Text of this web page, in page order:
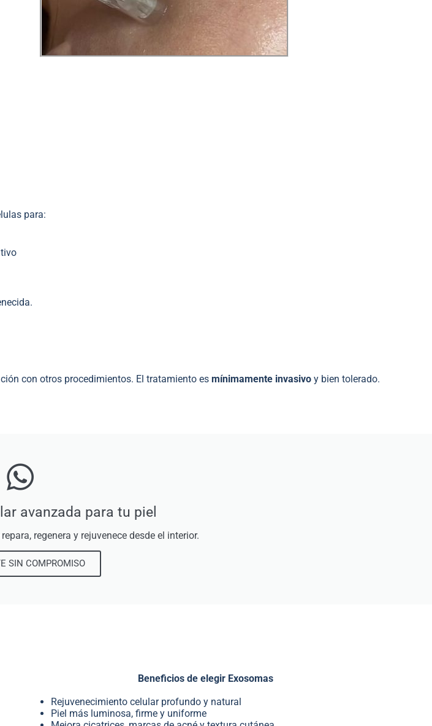
para:
con otros procedimientos. El tratamiento esmínimamente invasivo y bien tolerado.
avanzada para tu piel
regenera y rejuvenece desde el interior.
SIN COMPROMISO
Beneficios de elegir Exosomas
Rejuvenecimiento celular profundo y natural
Piel más luminosa, firme y uniforme